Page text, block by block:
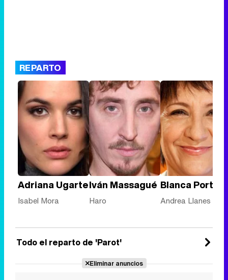
REPARTO
Adriana Ugarte
Isabel Mora
Iván Massagué
Haro
Blanca Portillo
Andrea Llanes
Todo el reparto de 'Parot'
Eliminar anuncios